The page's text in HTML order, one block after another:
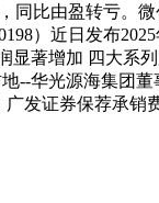
同比由盈转亏
）近日发布
著增加 四大
华光源海集团
发证券保荐承销